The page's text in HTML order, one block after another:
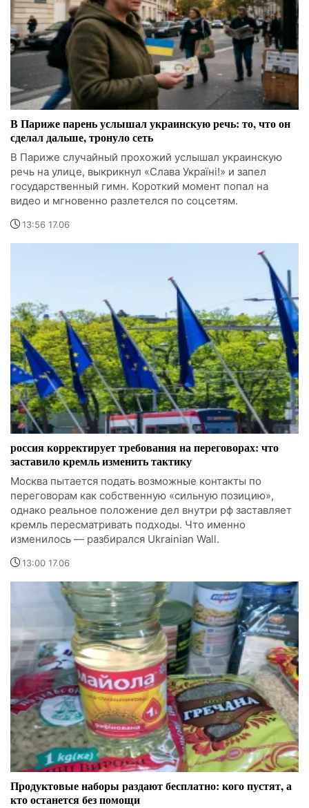
В Париже парень услышал украинскую речь: то, что он
сделал дальше, тронуло сеть
В Париже случайный прохожий услышал украинскую
речь на улице, выкрикнул «Слава Україні!» и запел
государственный гимн. Короткий момент попал на
видео и мгновенно разлетелся по соцсетям.
13:56 17.06
россия корректирует требования на переговорах: что
заставило кремль изменить тактику
Москва пытается подать возможные контакты по
переговорам как собственную «сильную позицию»,
однако реальное положение дел внутри рф заставляет
кремль пересматривать подходы. Что именно
изменилось — разбирался Ukrainian Wall.
13:00 17.06
Продуктовые наборы раздают бесплатно: кого пустят, а
кто останется без помощи